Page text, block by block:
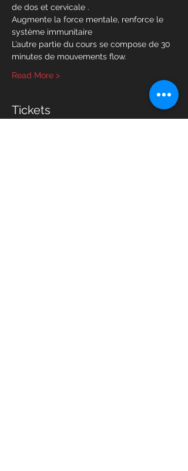
de dos et cervicale .
Augmente la force mentale, renforce le
système immunitaire
L’autre partie du cours se compose de 30
minutes de mouvements flow.
Read More >
Tickets